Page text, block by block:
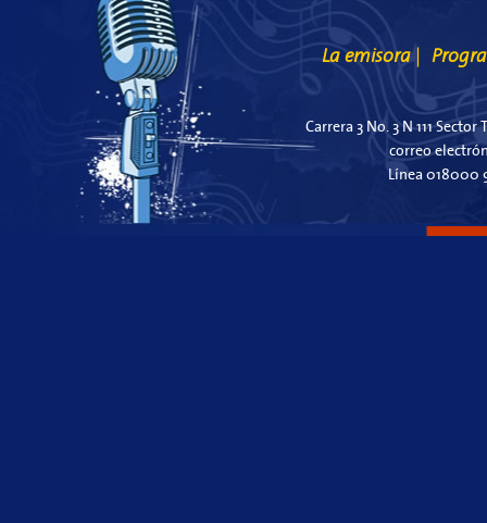
La emisora
Carrera 3 No. 3 N 111
correo
Línea 018000